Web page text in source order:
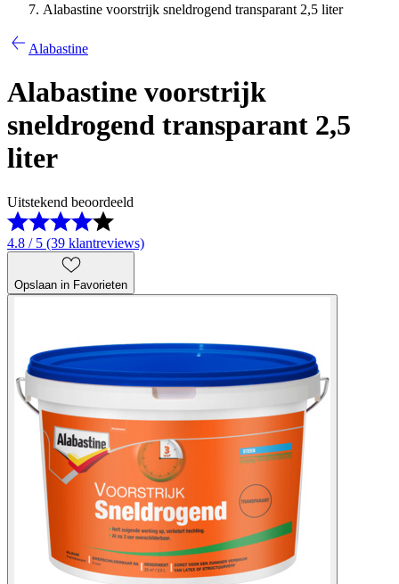
Alabastine voorstrijk sneldrogend transparant 2,5 liter
Alabastine
Alabastine voorstrijk
sneldrogend transparant 2,5
liter
Uitstekend beoordeeld
4.8 / 5 (39 klantreviews)
Opslaan in Favorieten